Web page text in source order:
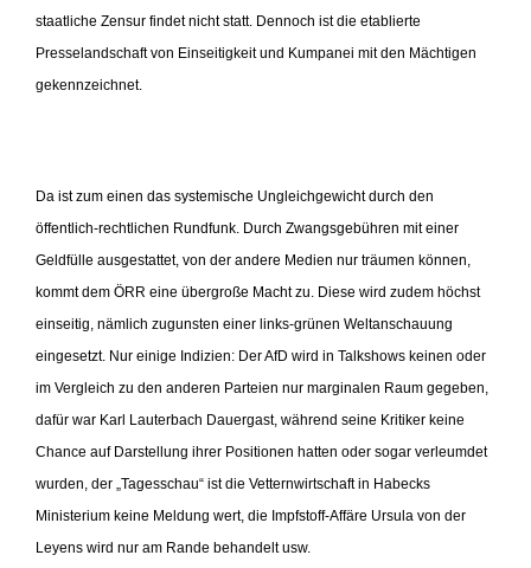
staatliche Zensur findet nicht statt. Dennoch ist die etablierte
Presselandschaft von Einseitigkeit und Kumpanei mit den Mächtigen
gekennzeichnet.
Da ist zum einen das systemische Ungleichgewicht durch den
öffentlich-rechtlichen Rundfunk. Durch Zwangsgebühren mit einer
Geldfülle ausgestattet, von der andere Medien nur träumen können,
kommt dem ÖRR eine übergroße Macht zu. Diese wird zudem höchst
einseitig, nämlich zugunsten einer links-grünen Weltanschauung
eingesetzt. Nur einige Indizien: Der AfD wird in Talkshows keinen oder
im Vergleich zu den anderen Parteien nur marginalen Raum gegeben,
dafür war Karl Lauterbach Dauergast, während seine Kritiker keine
Chance auf Darstellung ihrer Positionen hatten oder sogar verleumdet
wurden, der „Tagesschau“ ist die Vetternwirtschaft in Habecks
Ministerium keine Meldung wert, die Impfstoff-Affäre Ursula von der
Leyens wird nur am Rande behandelt usw.